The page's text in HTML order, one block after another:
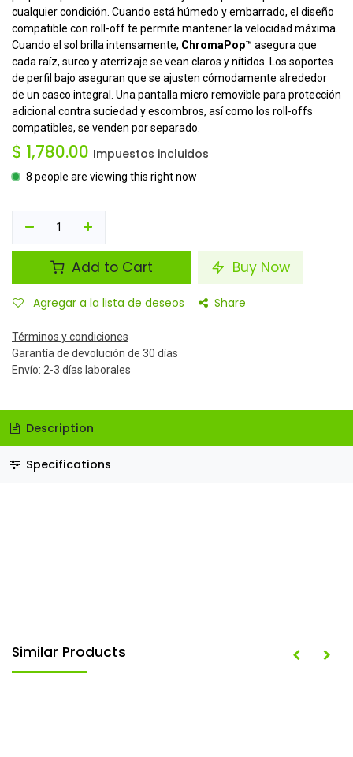
cualquier condición. Cuando está húmedo y embarrado, el diseño
compatible con roll-off te permite mantener la velocidad máxima.
Cuando el sol brilla intensamente, ChromaPop™ asegura que
cada raíz, surco y aterrizaje se vean claros y nítidos. Los soportes
de perfil bajo aseguran que se ajusten cómodamente alrededor
de un casco integral. Una pantalla micro removible para protección
adicional contra suciedad y escombros, así como los roll-offs
compatibles, se venden por separado.
$ 1,780.00 Impuestos incluidos
8 people are viewing this right now
Add to Cart Buy Now
Agregar a la lista de deseos Share
Términos y condiciones
Garantía de devolución de 30 días
Envío: 2-3 días laborales
Description
Specifications
Similar Products